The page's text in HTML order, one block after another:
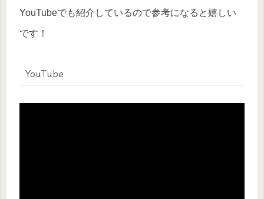
YouTubeでも紹介しているので参考になると嬉しい
です！
YouTube